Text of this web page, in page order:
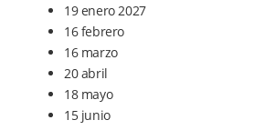
19 enero 2027
16 febrero
16 marzo
20 abril
18 mayo
15 junio